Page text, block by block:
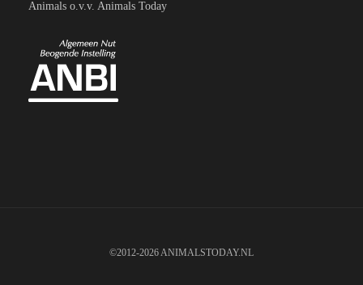
Animals o.v.v. Animals Today
©2012-2026 ANIMALSTODAY.NL